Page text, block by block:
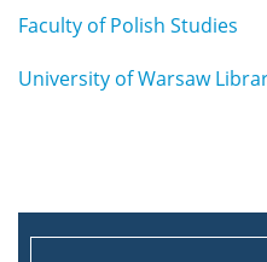
Faculty of Polish Studies
University of Warsaw